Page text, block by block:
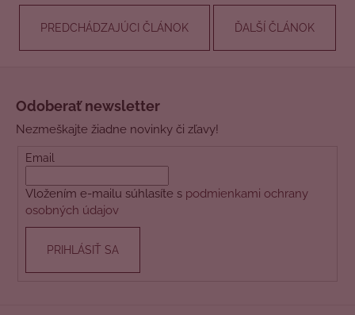
PREDCHÁDZAJÚCI ČLÁNOK ĎALŠÍ ČLÁNOK
Odoberať newsletter
Nezmeškajte žiadne novinky či zľavy!
Email
Vložením e-mailu súhlasíte s podmienkami ochrany
osobných údajov
PRIHLÁSIŤ SA